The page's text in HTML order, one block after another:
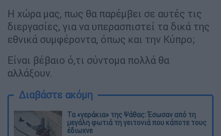
Η χώρα μας, πως θα παρέμβει σε αυτές τις
διεργασίες, για να υπερασπιστεί τα δικά της
εθνικά συμφέροντα, όπως και την Κύπρο;
Είναι βέβαιο ό,τι σύντομα πολλά θα
αλλάξουν.
Διαβάστε ακόμη
Τα «γεράκια» της Ψάθας: Έσωσαν από τη
μεγάλη φωτιά τη γειτονιά που κάποτε τους
έδιωχνε